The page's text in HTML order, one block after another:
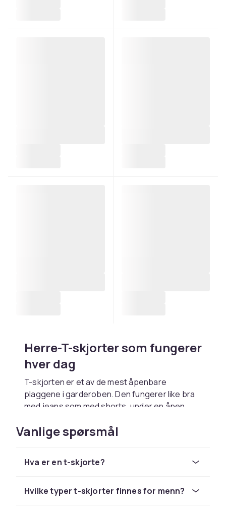
Herre-T-skjorter som fungerer
hver dag
T-skjorten er et av de mest åpenbare
plaggene i garderoben. Den fungerer like bra
med jeans som med shorts, under en åpen
avslappet, men gjennomtenkt. Enten du leter
etter en klassisk ensfarget modell eller en T-
det alternativer som passer både til stil og
Ensfargede basisplagg og T-
Vanlige spørsmål
Hva er en t-skjorte?
Hvilke typer t-skjorter finnes for menn?